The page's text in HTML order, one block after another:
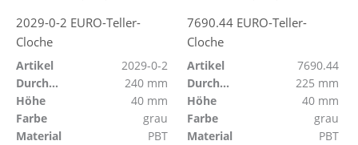
2029-0-2 EURO-Teller-
Cloche
Artikel
2029-0-2
Durchmesser
240 mm
Höhe
40 mm
Farbe
grau
Material
PBT
7690.44 EURO-Teller-
Cloche
Artikel
7690.44
Durchmesser
225 mm
Höhe
40 mm
Farbe
grau
Material
PBT